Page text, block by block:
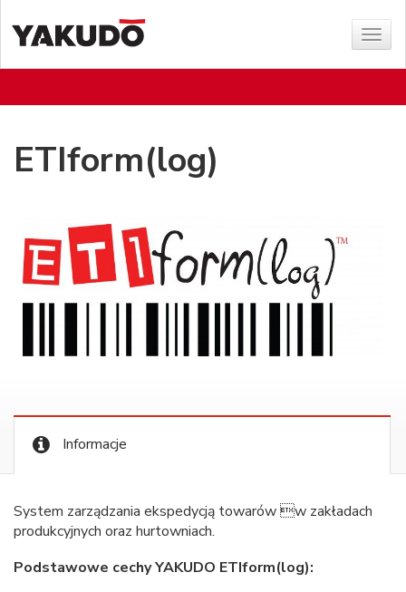
menu
ETIform(log)
Informacje
System zarządzania ekspedycją towarów w zakładach
produkcyjnych oraz hurtowniach.
Podstawowe cechy YAKUDO ETIform(log):